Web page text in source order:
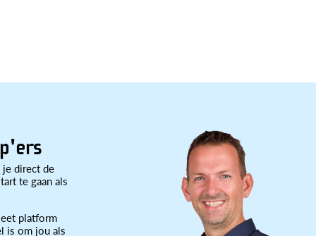
direct de
te gaan als
platform
is om jou als